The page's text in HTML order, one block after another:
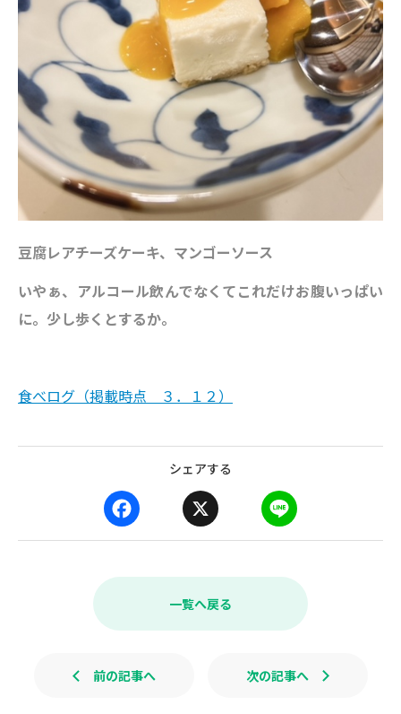
豆腐レアチーズケーキ、マンゴーソース
いやぁ、アルコール飲んでなくてこれだけお腹いっぱい
に。少し歩くとするか。
食べログ（掲載時点 ３．１２）
シェアする
a
e
k
i
e
一覧へ戻る
前の記事へ 次の記事へ